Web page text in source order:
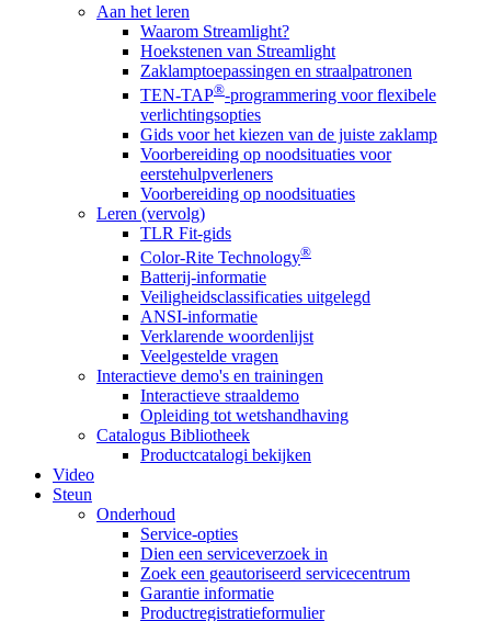
Aan het leren
Waarom Streamlight?
Hoekstenen van Streamlight
Zaklamptoepassingen en straalpatronen
TEN-TAP®-programmering voor flexibele
verlichtingsopties
Gids voor het kiezen van de juiste zaklamp
Voorbereiding op noodsituaties voor
eerstehulpverleners
Voorbereiding op noodsituaties
Leren (vervolg)
TLR Fit-gids
Color-Rite Technology®
Batterij-informatie
Veiligheidsclassificaties uitgelegd
ANSI-informatie
Verklarende woordenlijst
Veelgestelde vragen
Interactieve demo's en trainingen
Interactieve straaldemo
Opleiding tot wetshandhaving
Catalogus Bibliotheek
Productcatalogi bekijken
Video
Steun
Onderhoud
Service-opties
Dien een serviceverzoek in
Zoek een geautoriseerd servicecentrum
Garantie informatie
Productregistratieformulier